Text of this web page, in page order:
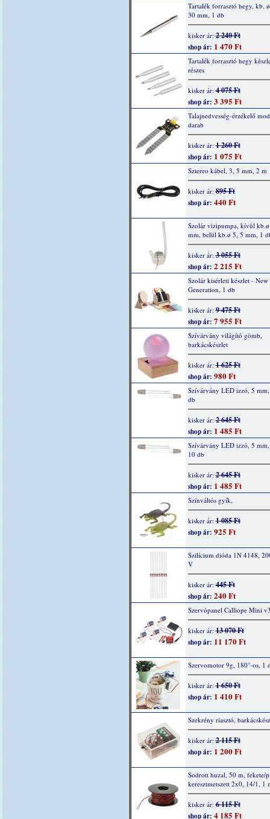
Tartalék forrasztó hegy, kb.
30 mm, 1 db
kisker ár:2 240 Ft
shop ár: 1 470 Ft
Tartalék forrasztó hegy
részes
kisker ár:4 075 Ft
shop ár: 3 395 Ft
Talajnedvesség-érzékelő
darab
kisker ár:1 260 Ft
shop ár: 1 075 Ft
Sztereo kábel, 3, 5 mm, 2 m
kisker ár:895 Ft
shop ár: 440 Ft
Szolár vizipumpa, kívül
mm, belül kb.ø 5, 5 mm, 1
kisker ár:3 055 Ft
shop ár: 2 215 Ft
Szolár kisérleti készlet - New
Generation, 1 db
kisker ár:9 475 Ft
shop ár: 7 955 Ft
Szívárvány világító gömb,
barkácskészlet
kisker ár:1 625 Ft
shop ár: 980 Ft
Szívárvány LED izzó, 5 mm,
db
kisker ár:2 645 Ft
shop ár: 1 485 Ft
Szívárvány LED izzó, 5
10 db
kisker ár:2 645 Ft
shop ár: 1 485 Ft
Színváltós gyík,
kisker ár:1 085 Ft
shop ár: 925 Ft
Szilícium dióda 1N 4148,
V
kisker ár:445 Ft
shop ár: 240 Ft
Szervópanel Calliope Mini
kisker ár:13 070 Ft
shop ár: 11 170 Ft
Szervomotor 9g, 180°-os, 1
kisker ár:1 650 Ft
shop ár: 1 410 Ft
Szekrény riasztó,
kisker ár:2 115 Ft
shop ár: 1 200 Ft
Sodrott huzal, 50 m, fekete/
keresztmetszett 2x0, 14/1, 1
kisker ár:6 115 Ft
shop ár: 4 185 Ft